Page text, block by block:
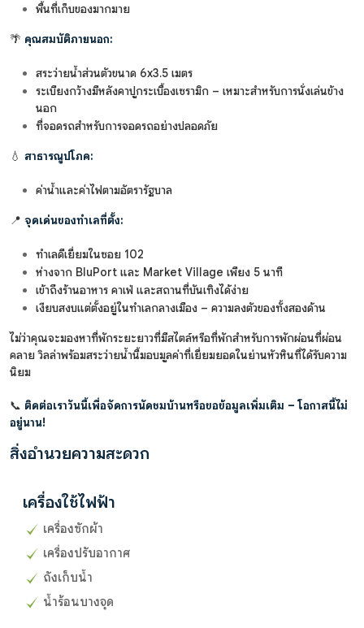
พื้นที่เก็บของมากมาย
🌴 คุณสมบัติภายนอก:
สระว่ายน้ำส่วนตัวขนาด 6x3.5 เมตร
ระเบียงกว้างมีหลังคาปูกระเบื้องเซรามิก – เหมาะสำหรับการนั่งเล่นข้าง
นอก
ที่จอดรถสำหรับการจอดรถอย่างปลอดภัย
💧 สาธารณูปโภค:
ค่าน้ำและค่าไฟตามอัตรารัฐบาล
📍 จุดเด่นของทำเลที่ตั้ง:
ทำเลดีเยี่ยมในซอย 102
ห่างจาก BluPort และ Market Village เพียง 5 นาที
เข้าถึงร้านอาหาร คาเฟ่ และสถานที่บันเทิงได้ง่าย
เงียบสงบแต่ตั้งอยู่ในทำเลกลางเมือง – ความลงตัวของทั้งสองด้าน
ไม่ว่าคุณจะมองหาที่พักระยะยาวที่มีสไตล์หรือที่พักสำหรับการพักผ่อนที่ผ่อน
คลาย วิลล่าพร้อมสระว่ายน้ำนี้มอบมูลค่าที่เยี่ยมยอดในย่านหัวหินที่ได้รับความ
นิยม
📞 ติดต่อเราวันนี้เพื่อจัดการนัดชมบ้านหรือขอข้อมูลเพิ่มเติม – โอกาสนี้ไม่
อยู่นาน!
สิ่งอำนวยความสะดวก
เครื่องใช้ไฟฟ้า
เครื่องซักผ้า
เครื่องปรับอากาศ
ถังเก็บน้ำ
น้ำร้อนบางจุด